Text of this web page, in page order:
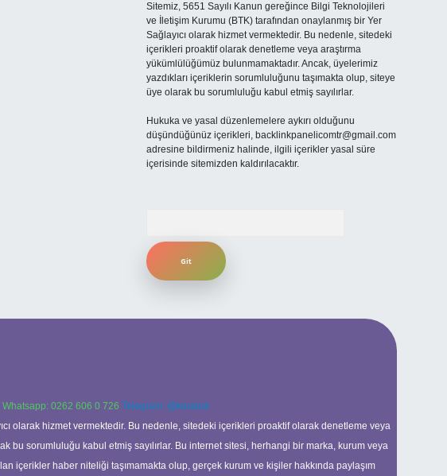
Sitemiz, 5651 Sayılı Kanun gereğince Bilgi Teknolojileri
ve İletişim Kurumu (BTK) tarafından onaylanmış bir Yer
Sağlayıcı olarak hizmet vermektedir. Bu nedenle, sitedeki
içerikleri proaktif olarak denetleme veya araştırma
yükümlülüğümüz bulunmamaktadır. Ancak, üyelerimiz
yazdıkları içeriklerin sorumluluğunu taşımakta olup, siteye
üye olarak bu sorumluluğu kabul etmiş sayılırlar.
Hukuka ve yasal düzenlemelere aykırı olduğunu
düşündüğünüz içerikleri, backlinkpanelicomtr@gmail.com
adresine bildirmeniz halinde, ilgili içerikler yasal süre
içerisinde sitemizden kaldırılacaktır.
Whatsapp: 0262 606 0 726 Telegram: @karabul
olarak hizmet vermektedir. Bu nedenle, sitedeki içerikleri proaktif olarak denetleme veya
bu sorumluluğu kabul etmiş sayılırlar. Bu internet sitesi, herhangi bir marka, kurum veya
içerikler haber niteliği taşımamakta olup, gerçek kurum ve kişiler hakkında paylaşım